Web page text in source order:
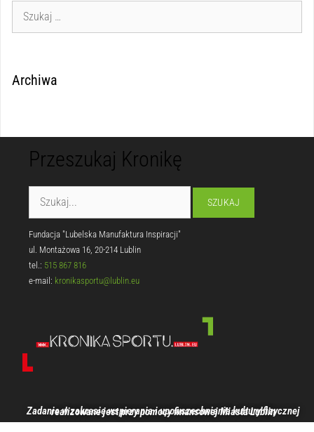
Archiwa
Przeszukaj Kronikę
Fundacja "Lubelska Manufaktura Inspiracji"
ul. Montażowa 16, 20-214 Lublin
tel.: 515 867 816
e-mail: kronikasportu@lublin.eu
Zadanie w zakresie wspierania i upowszechniania kultury fizycznej realizowane jest przy pomocy finansowej Miasta Lublin